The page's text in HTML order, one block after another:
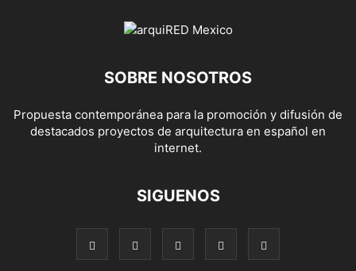
SOBRE NOSOTROS
Propuesta contemporánea para la promoción y difusión de
destacados proyectos de arquitectura en español en
internet.
SIGUENOS